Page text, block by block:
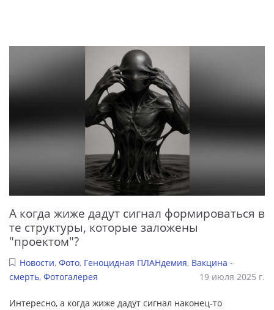
А когда жиже дадут сигнал формироваться в
те структуры, которые заложены
"проектом"?
Новости, Фото, Геноцидная ПЛАНдемия, Вакцина -
смерть, Фотогалерея 19 июля 2025 г.
Интересно, а когда жиже дадут сигнал наконец-то